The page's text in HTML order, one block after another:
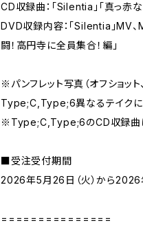
CD収録曲：「Silentia」「真っ赤な
DVD収録内容：「Silentia」MV
闘！高円寺に全員集合！編」
※パンフレット写真（オフショッ
Type;C,Type;6異なるテイクに
※Type;C,Type;6のCD収録曲は
■受注受付期間
2026年5月26日（火）から2026
===============